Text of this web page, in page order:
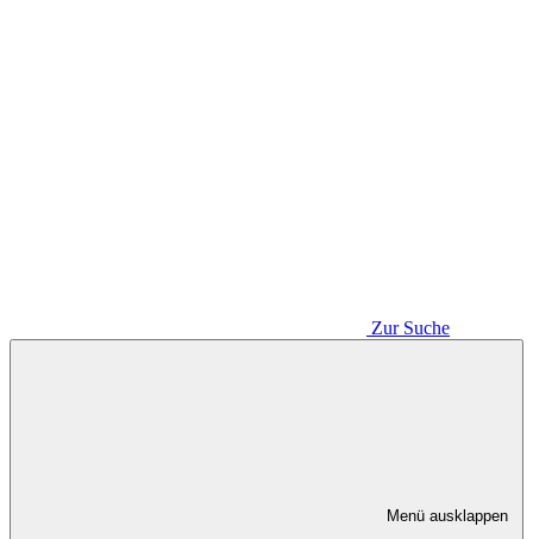
Zur Suche
Menü ausklappen